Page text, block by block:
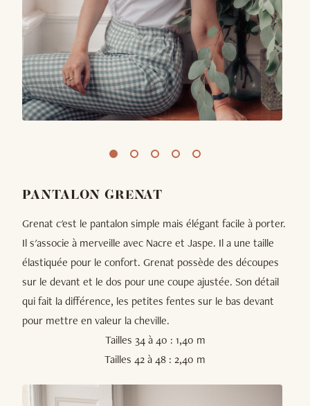
PANTALON GRENAT
Grenat c'est le pantalon simple mais élégant facile à porter.
Il s'associe à merveille avec Nacre et Jaspe. Il a une taille
élastiquée pour le confort. Grenat possède des découpes
sur le devant et le dos pour une coupe ajustée. Son détail
qui fait la différence, les petites fentes sur le bas devant
pour mettre en valeur la cheville.
Tailles 34 à 40 : 1,40 m
Tailles 42 à 48 : 2,40 m